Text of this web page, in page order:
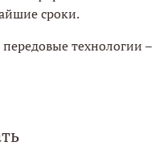
сроки.
технологии